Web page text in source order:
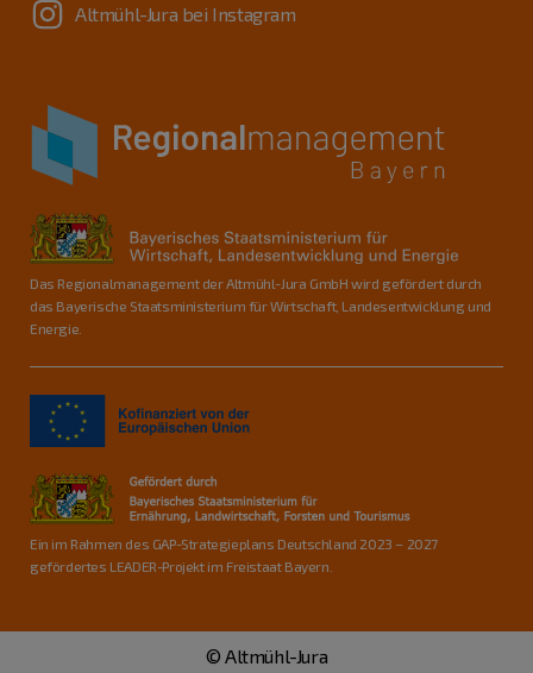
Altmühl-Jura bei Instagram
Das Regionalmanagement der Altmühl-Jura GmbH wird gefördert durch
das Bayerische Staatsministerium für Wirtschaft, Landesentwicklung und
Energie.
Ein im Rahmen des GAP-Strategieplans Deutschland 2023 – 2027
gefördertes LEADER-Projekt im Freistaat Bayern.
© Altmühl-Jura